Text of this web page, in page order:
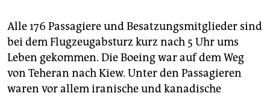
Alle 176 Passagiere und Besatzungsmitglieder sind
bei dem Flugzeugabsturz kurz nach 5 Uhr ums
Leben gekommen. Die Boeing war auf dem Weg
von Teheran nach Kiew. Unter den Passagieren
waren vor allem iranische und kanadische